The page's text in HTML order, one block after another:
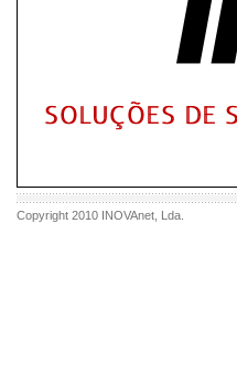
Copyright 2010 INOVAnet , Lda.